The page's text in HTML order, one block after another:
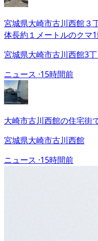
宮城県大崎市古川西館３
体長約１メートルのクマ1
宮城県大崎市古川西館3丁
ニュース ·15時間前
大崎市古川西館の住宅街
宮城県大崎市古川西館
ニュース ·15時間前